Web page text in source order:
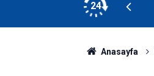
24
Mardin'de ziyaretlerde bulundu
Anasayfa